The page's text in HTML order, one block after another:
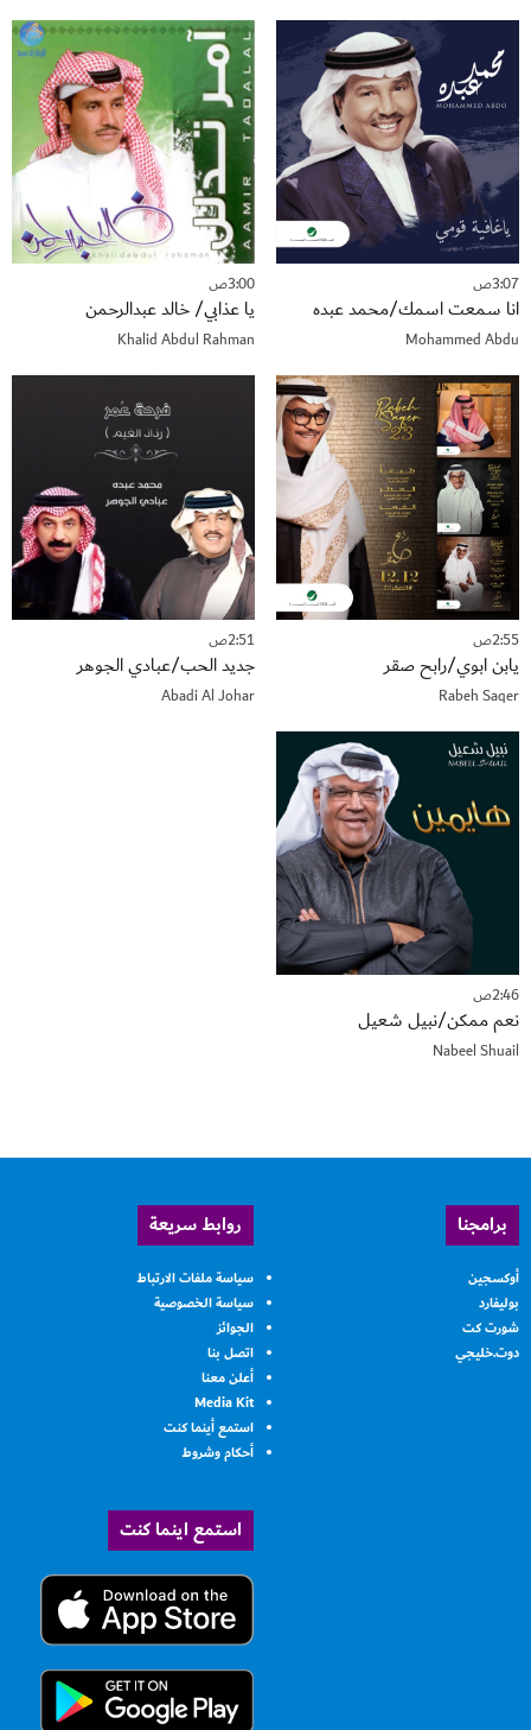
3:07ص
انا سمعت اسمك/محمد عبده
Mohammed Abdu
3:00ص
يا عذابي/ خالد عبدالرحمن
Khalid Abdul Rahman
2:55ص
يابن ابوي/رابح صقر
Rabeh Saqer
2:51ص
جديد الحب/عبادي الجوهر
Abadi Al Johar
2:46ص
نعم ممكن/نبيل شعيل
Nabeel Shuail
برامجنا
أوكسجين
بوليفارد
شورت كت
دوت.خليجي
روابط سريعة
سياسة ملفات الارتباط
سياسة الخصوصية
الجوائز
اتصل بنا
أعلن معنا
Media Kit
استمع أينما كنت
أحكام وشروط
استمع اينما كنت